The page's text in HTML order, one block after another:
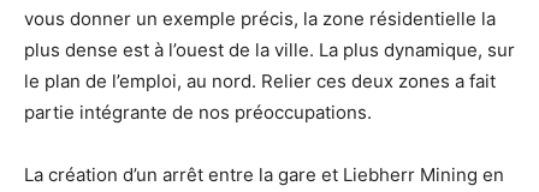
vous donner un exemple précis, la zone résidentielle la
plus dense est à l’ouest de la ville. La plus dynamique, sur
le plan de l’emploi, au nord. Relier ces deux zones a fait
partie intégrante de nos préoccupations.
La création d’un arrêt entre la gare et Liebherr Mining en